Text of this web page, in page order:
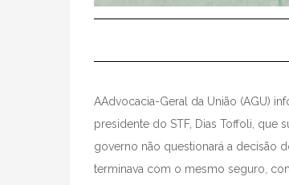
AAdvocacia-Geral da União (AGU)
presidente do STF, Dias Toffoli, que
governo não questionará a decisão
terminava com o mesmo seguro,